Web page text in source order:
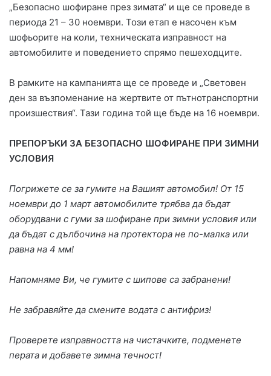
„Безопасно шофиране през зимата“ и ще се проведе в
периода 21 – 30 ноември. Този етап е насочен към
шофьорите на коли, техническата изправност на
автомобилите и поведението спрямо пешеходците.
В рамките на кампанията ще се проведе и „Световен
ден за възпоменание на жертвите от пътнотранспортни
произшествия“. Тази година той ще бъде на 16 ноември.
ПРЕПОРЪКИ ЗА БЕЗОПАСНО ШОФИРАНЕ ПРИ ЗИМНИ
УСЛОВИЯ
Погрижете се за гумите на Вашият автомобил! От 15
ноември до 1 март автомобилите трябва да бъдат
оборудвани с гуми за шофиране при зимни условия или
да бъдат с дълбочина на протектора не по-малка или
равна на 4 мм!
Напомняме Ви, че гумите с шипове са забранени!
Не забравяйте да смените водата с антифриз!
Проверете изправността на чистачките, подменете
перата и добавете зимна течност!